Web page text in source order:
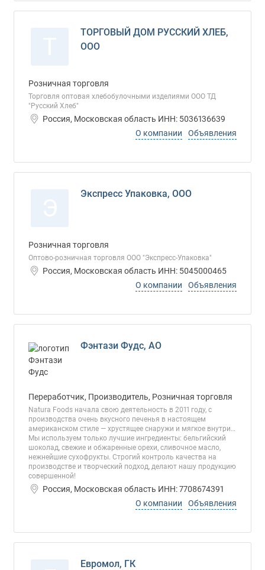
ТОРГОВЫЙ ДОМ РУССКИЙ ХЛЕБ,
ООО
Розничная торговля
Торговля оптовая хлебобулочными изделиями ООО ТД
"Русский Хлеб"
Россия, Московская область ИНН: 5036136639
О компании
Объявления
Экспресс Упаковка, ООО
Розничная торговля
Оптово-розничная торговля ООО "Экспресс-Упаковка"
Россия, Московская область ИНН: 5045000465
О компании
Объявления
Фэнтази Фудс, АО
Переработчик, Производитель, Розничная торговля
Natura Foods начала свою деятельность в 2011 году, с
производства очень вкусного печенья в настоящем
американском стиле — хрустящее снаружи и мягкое внутри…
Мы используем только лучшие ингредиенты: бельгийский
шоколад, свежие и обжаренные орехи, сливочное масло,
нежнейшие сухофрукты. Строгий контроль качества на
производстве и творческий подход, делают нашу продукцию
совершенной!
Россия, Московская область ИНН: 7708674391
О компании
Объявления
Евромол, ГК